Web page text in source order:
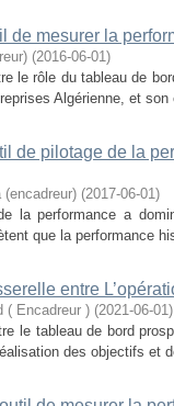
de mesurer la
(2016-06-01)
le rôle du tableau de
Algérienne, et
de pilotage de la
(encadreur) (2017-06-01)
la performance a
que la performance
entre
( Encadreur ) (2021-06-01)
le tableau de bord
des objectifs et